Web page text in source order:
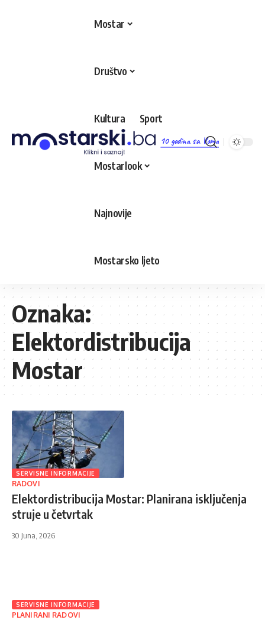
10 godina sa Vama
Mostar
Društvo
Kultura Sport
Mostarlook
Najnovije
Mostarsko ljeto
Oznaka:
Elektordistribucija
Mostar
SERVISNE INFORMACIJE
RADOVI
Elektordistribucija Mostar: Planirana isključenja
struje u četvrtak
30 Juna, 2026
SERVISNE INFORMACIJE
PLANIRANI RADOVI